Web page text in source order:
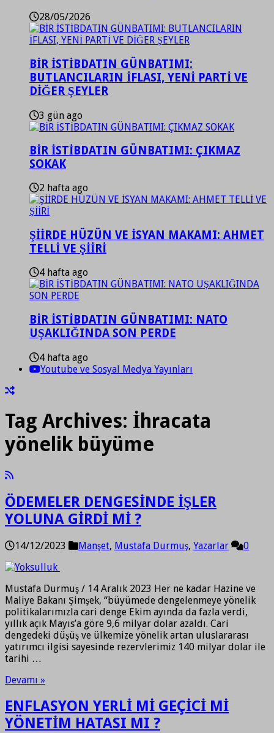
28/05/2026
BİR İSTİBDATIN GÜNBATIMI:
BUTLANCILARIN İFLASI, YENİ PARTİ VE
DİĞER ŞEYLER
3 gün ago
BİR İSTİBDATIN GÜNBATIMI: ÇIKMAZ
SOKAK
2 hafta ago
ŞİİRDE HÜZÜN VE İSYAN MAKAMI: AHMET
TELLİ VE ŞİİRİ
4 hafta ago
BİR İSTİBDATIN GÜNBATIMI: NATO
UŞAKLIĞINDA SON PERDE
4 hafta ago
Youtube ve Sosyal Medya Yayınları
Tag Archives: İhracata
yönelik büyüme
ÖDEMELER DENGESİNDE İŞLER
YOLUNA GİRDİ Mİ ?
14/12/2023 Manşet, Mustafa Durmuş, Yazarlar 0
Mustafa Durmuş / 14 Aralık 2023 Her ne kadar Hazine ve
Maliye Bakanı Şimşek, “büyümede dengelenmeye yönelik
politikalarımızla cari denge Ekim ayında da fazla verdi,
yıllık açık Mayıs’a göre 9,6 milyar dolar azaldı. Cari
dengedeki düşüş ve ülkemize yönelik artan uluslararası
yatırımcı ilgisi sayesinde rezervlerimiz 140 milyar dolar ile
tarihi …
Devamı »
ENFLASYON YERLİ Mİ GEÇİCİ Mİ
YÖNETİM HATASI MI ?